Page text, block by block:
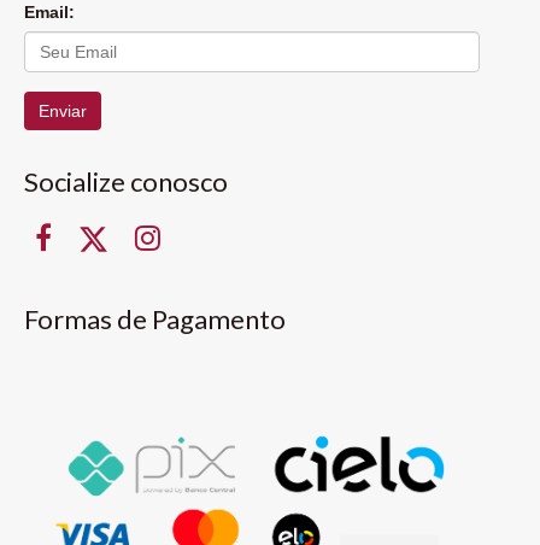
Email:
Enviar
Socialize conosco
Formas de Pagamento